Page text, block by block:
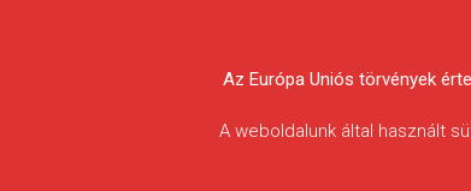
Körösvidéki
Egyesületek
Az Európa Uniós törvények
A weboldalunk által használt